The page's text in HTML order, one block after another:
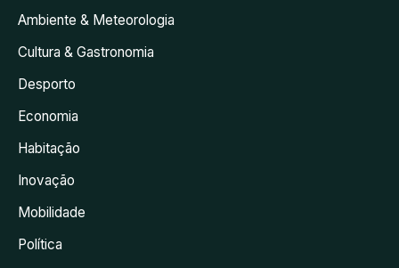
Ambiente & Meteorologia
Cultura & Gastronomia
Desporto
Economia
Habitação
Inovação
Mobilidade
Política